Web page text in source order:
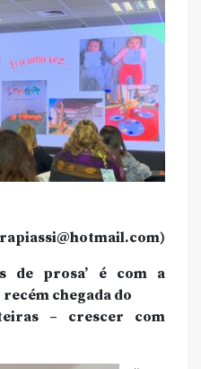
de prosa’ é com a
chegada do
– crescer com